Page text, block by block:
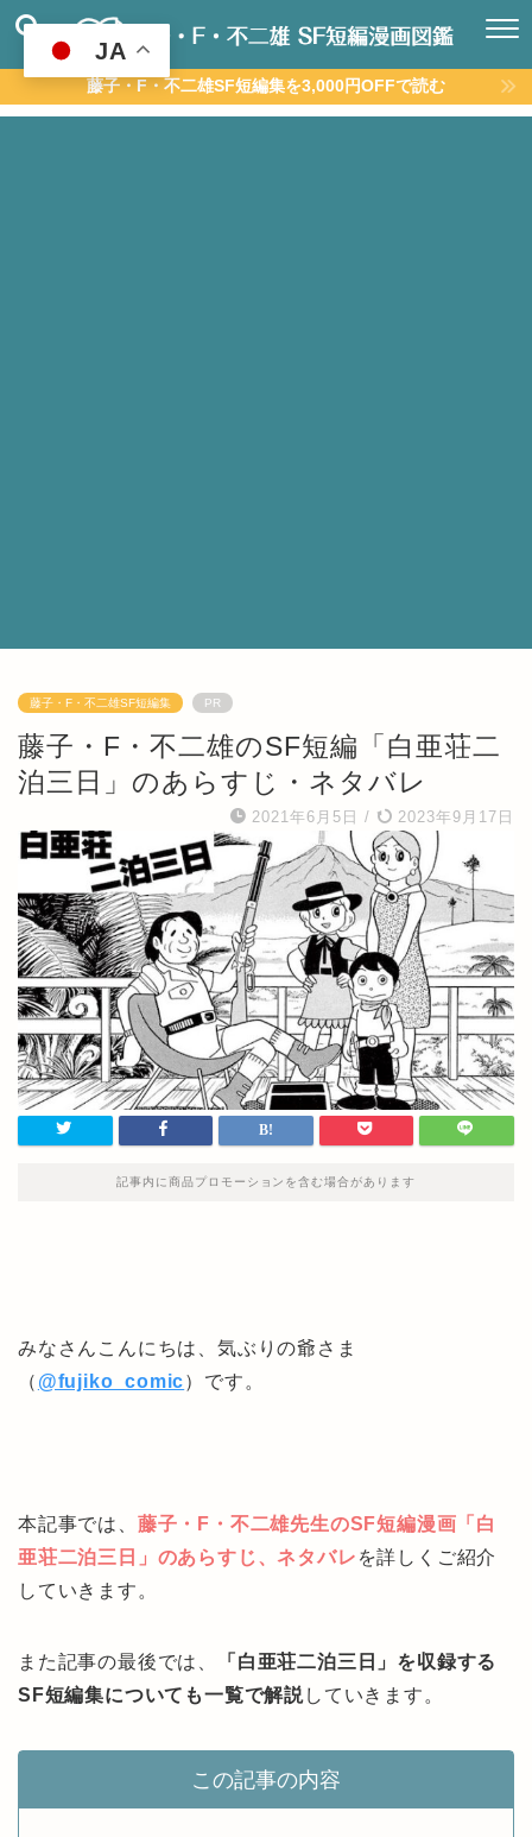
藤子・F・不二雄SF短編集を3,000円OFFで読む
藤子・F・不二雄SF短編集 PR
藤子・F・不二雄のSF短編「白亜荘二
泊三日」のあらすじ・ネタバレ
2021年6月5日 / 2023年9月17日
記事内に商品プロモーションを含む場合があります
みなさんこんにちは、気ぶりの爺さま
（ @fujiko_comic）です。
本記事では、 藤子・F・不二雄先生のSF短編漫画「白
亜荘二泊三日」のあらすじ、ネタバレ を詳しくご紹介
していきます。
また記事の最後では、
「白亜荘二泊三日」を収録する
SF短編集についても一覧で解説していきます。
この記事の内容
JA